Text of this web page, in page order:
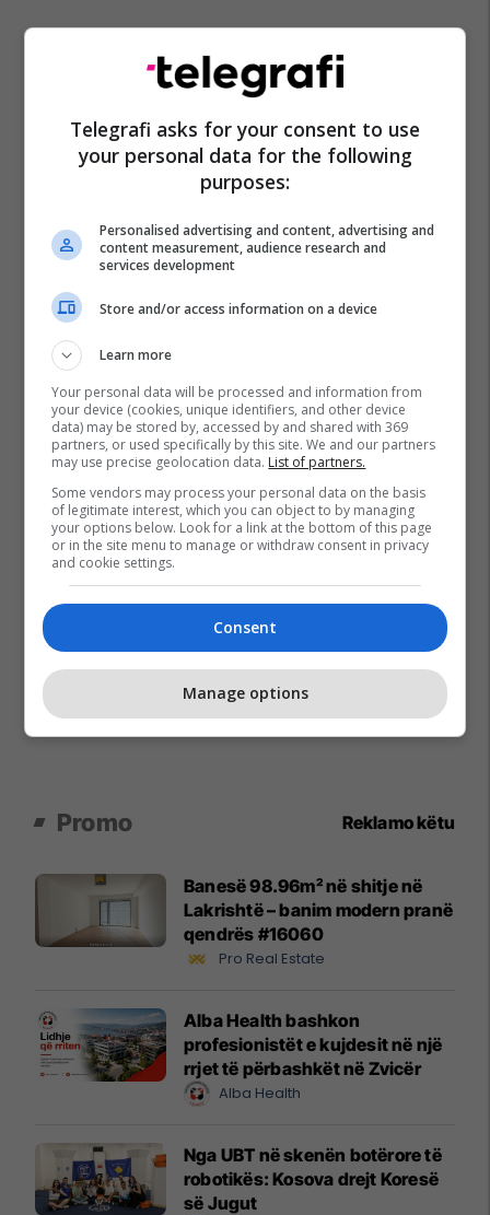
Qeveria E Maqedonisë Së Veriut Hristijan Mickoski
Promo Reklamo këtu
Banesë 98.96m² në shitje në
Lakrishtë – banim modern pranë
qendrës #16060
Pro Real Estate
Alba Health bashkon
profesionistët e kujdesit në një
rrjet të përbashkët në Zvicër
Alba Health
Nga UBT në skenën botërore të
robotikës: Kosova drejt Koresë
së Jugut
Telegrafi asks for your consent to use
your personal data for the following
purposes:
Personalised advertising and content, advertising and
content measurement, audience research and
services development
Store and/or access information on a device
Learn more
Your personal data will be processed and information from
your device (cookies, unique identifiers, and other device
data) may be stored by, accessed by and shared with 369
partners, or used specifically by this site. We and our partners
may use precise geolocation data. List of partners.
Some vendors may process your personal data on the basis
of legitimate interest, which you can object to by managing
your options below. Look for a link at the bottom of this page
or in the site menu to manage or withdraw consent in privacy
and cookie settings.
Consent
Manage options